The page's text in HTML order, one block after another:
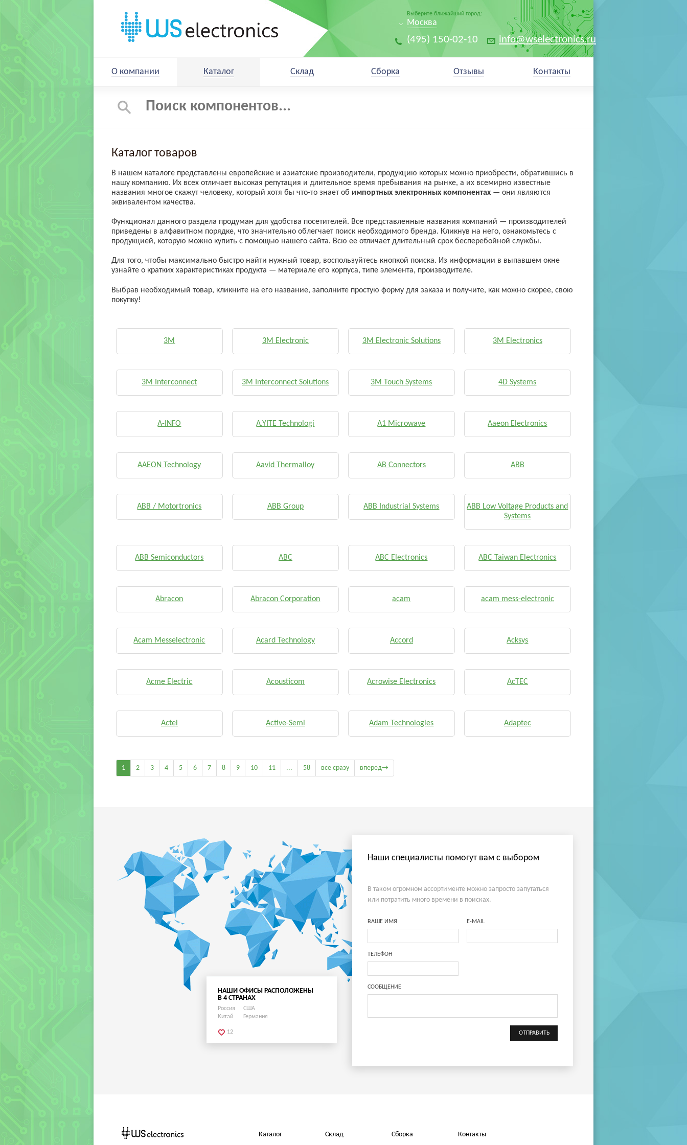
Выберите ближайший город:
Москва
(495) 150-02-10 info@wselectronics.ru
О компании Каталог Склад Сборка Отзывы Контакты
Каталог товаров
В нашем каталоге представлены европейские и азиатские производители, продукцию которых можно приобрести, обратившись в
нашу компанию. Их всех отличает высокая репутация и длительное время пребывания на рынке, а их всемирно известные
названия многое скажут человеку, который хотя бы что-то знает об импортных электронных компонентах — они являются
эквивалентом качества.
Функционал данного раздела продуман для удобства посетителей. Все представленные названия компаний — производителей
приведены в алфавитном порядке, что значительно облегчает поиск необходимого бренда. Кликнув на него, ознакомьтесь с
продукцией, которую можно купить с помощью нашего сайта. Всю ее отличает длительный срок бесперебойной службы.
Для того, чтобы максимально быстро найти нужный товар, воспользуйтесь кнопкой поиска. Из информации в выпавшем окне
узнайте о кратких характеристиках продукта — материале его корпуса, типе элемента, производителе.
Выбрав необходимый товар, кликните на его название, заполните простую форму для заказа и получите, как можно скорее, свою
покупку!
3M 3M Electronic 3M Electronic Solutions 3M Electronics
3M Interconnect 3M Interconnect Solutions 3M Touch Systems 4D Systems
A-INFO A.YITE Technologi A1 Microwave Aaeon Electronics
AAEON Technology Aavid Thermalloy AB Connectors ABB
ABB / Motortronics ABB Group ABB Industrial Systems
ABB Low Voltage Products and
Systems
ABB Semiconductors ABC ABC Electronics ABC Taiwan Electronics
Abracon Abracon Corporation acam acam mess-electronic
Acam Messelectronic Acard Technology Accord Acksys
Acme Electric Acousticom Acrowise Electronics AcTEC
Actel Active-Semi Adam Technologies Adaptec
1 2 3 4 5 6 7 8 9 10 11 ... 58 все сразу вперед→
НАШИ ОФИСЫ РАСПОЛОЖЕНЫ
В 4 СТРАНАХ
Россия
Китай
США
Германия
12
Наши специалисты помогут вам с выбором
В таком огромном ассортименте можно запросто запутаться
или потратить много времени в поисках.
ВАШЕ ИМЯ E-MAIL
ТЕЛЕФОН
СООБЩЕНИЕ
Каталог Склад Сборка Контакты